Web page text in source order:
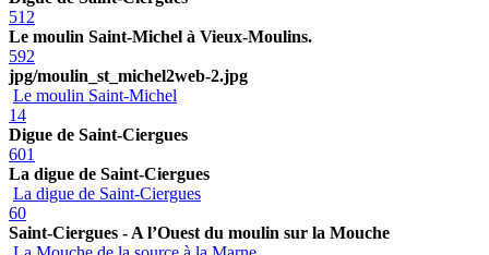
512
Le moulin Saint-Michel à Vieux-Moulins.
592
jpg/moulin_st_michel2web-2.jpg
Le moulin Saint-Michel
14
Digue de Saint-Ciergues
601
La digue de Saint-Ciergues
La digue de Saint-Ciergues
60
Saint-Ciergues - A l’Ouest du moulin sur la Mouche